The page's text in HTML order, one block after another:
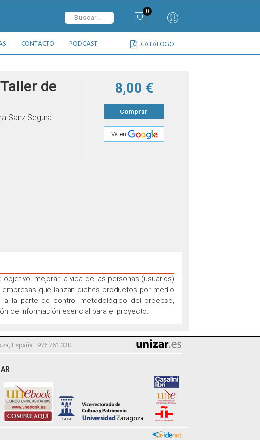
0
CATÁLOGO
CONTACTO PODCAST
de
Sanz Segura
8,00 €
Comprar
Ver en
mejorar la vida de las personas (usuarios)
que lanzan dichos productos por medio
la parte de control metodológico del proceso,
de información esencial para el proyecto.
España · 976 761 330